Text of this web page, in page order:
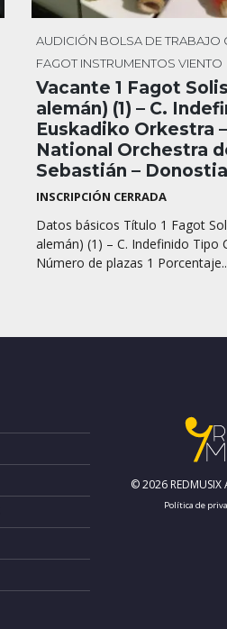
AUDICIÓN BOLSA DE TRABAJO
FAGOT INSTRUMENTOS VIENTO
Vacante 1 Fagot
alemán) (1) – C.
Euskadiko Orkestra
National Orchestra
Sebastián – Donostia
INSCRIPCIÓN CERRADA
Datos básicos Título 1 Fagot
alemán) (1) – C. Indefinido Tipo
Número de plazas 1
© 2026 REDMUSIX
Política de